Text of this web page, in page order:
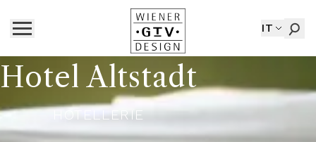
IT
Hotel Altstadt
HOTELLERIE